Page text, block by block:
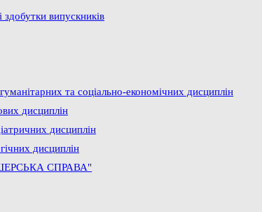
здобутки випускників
та соціально-економічних дисциплін
дисциплін
дисциплін
дисциплін
СПРАВА"